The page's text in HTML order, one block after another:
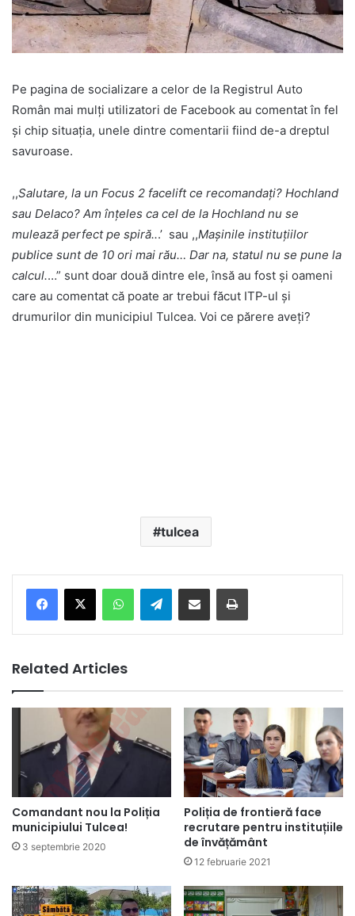
Pe pagina de socializare a celor de la Registrul Auto
Român mai mulți utilizatori de Facebook au comentat în fel
și chip situația, unele dintre comentarii fiind de-a dreptul
savuroase.
,,Salutare, la un Focus 2 facelift ce recomandați? Hochland
sau Delaco? Am înțeles ca cel de la Hochland nu se
mulează perfect pe spiră...’ sau ,,Mașinile instituțiilor
publice sunt de 10 ori mai rău… Dar na, statul nu se pune la
calcul.…” sunt doar două dintre ele, însă au fost și oameni
care au comentat că poate ar trebui făcut ITP-ul și
drumurilor din municipiul Tulcea. Voi ce părere aveți?
tulcea
Telegram
Related Articles
Comandant nou la Poliția
municipiului Tulcea!
3 septembrie 2020
Poliția de frontieră face
recrutare pentru instituțiile
de învățământ
12 februarie 2021